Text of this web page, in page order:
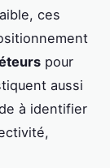
ces
pour
aussi
à identifier